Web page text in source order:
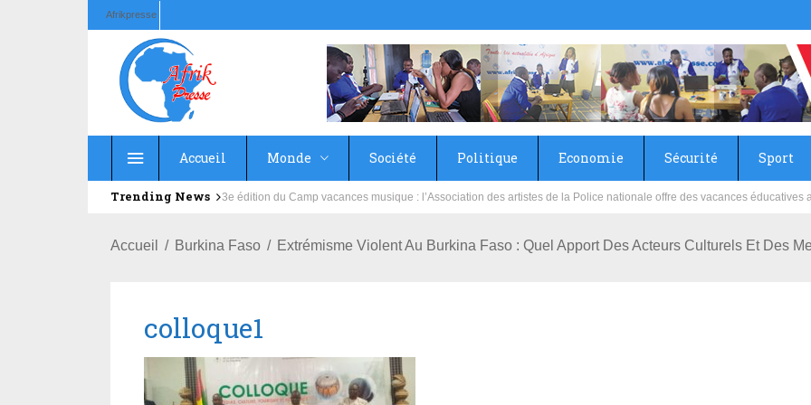
Afrikpresse
Accueil Monde Société Politique Economie Sécurité Sport
Trending News Education : la fédération de la Russie rénove les écoles primaire et collège du Camp Général Aboubacar Sangoulé
Accueil Burkina Faso Extrémisme Violent Au Burkina Faso : Quel Apport Des Acteurs Culturels Et Des
colloque1